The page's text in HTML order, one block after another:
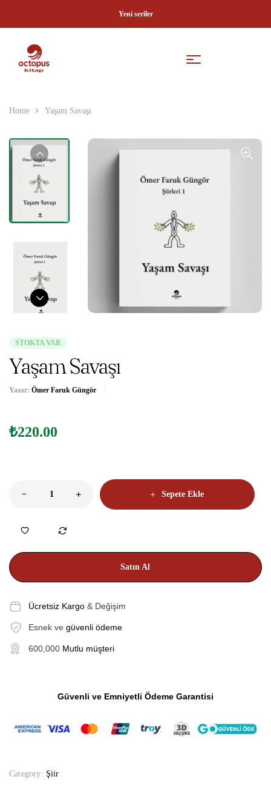
Yeni seriler
Home Yaşam Savaşı
STOKTA VAR
Yaşam Savaşı
Yazar: Ömer Faruk Güngör
₺220.00
Sepete Ekle
Satın Al
Ücretsiz Kargo& Değişim
Esnek ve güvenli ödeme
600,000 Mutlu müşteri
Güvenli ve Emniyetli Ödeme Garantisi
Category: Şiir